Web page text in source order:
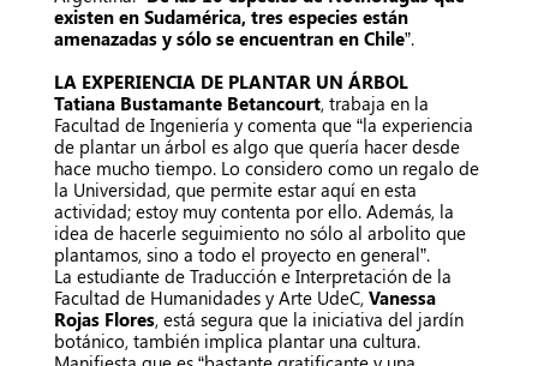
existen en Sudamérica, tres especies están
amenazadas y sólo se encuentran en Chile”.
LA EXPERIENCIA DE PLANTAR UN ÁRBOL
Tatiana Bustamante Betancourt, trabaja en la
Facultad de Ingeniería y comenta que “la experiencia
de plantar un árbol es algo que quería hacer desde
hace mucho tiempo. Lo considero como un regalo de
la Universidad, que permite estar aquí en esta
actividad; estoy muy contenta por ello. Además, la
idea de hacerle seguimiento no sólo al arbolito que
plantamos, sino a todo el proyecto en general”.
La estudiante de Traducción e Interpretación de la
Facultad de Humanidades y Arte UdeC, Vanessa
Rojas Flores, está segura que la iniciativa del jardín
botánico, también implica plantar una cultura.